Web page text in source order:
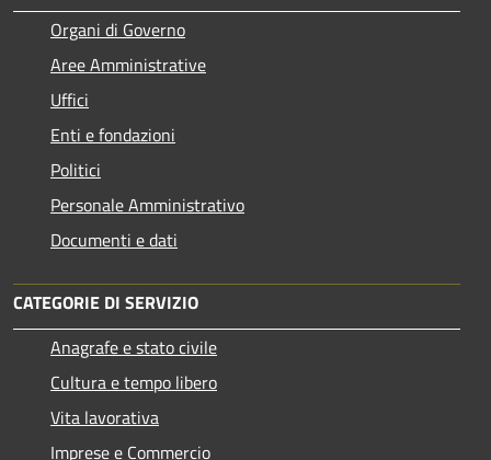
Organi di Governo
Aree Amministrative
Uffici
Enti e fondazioni
Politici
Personale Amministrativo
Documenti e dati
CATEGORIE DI SERVIZIO
Anagrafe e stato civile
Cultura e tempo libero
Vita lavorativa
Imprese e Commercio